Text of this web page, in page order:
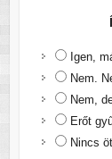
Igen,
Nem.
Nem,
Erőt
Nincs